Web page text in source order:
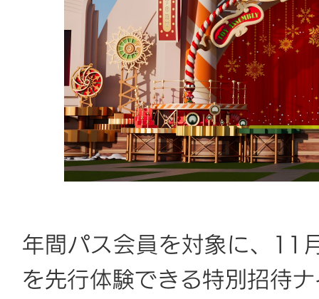
年間パス会員を対象に、11
を先行体験できる特別招待